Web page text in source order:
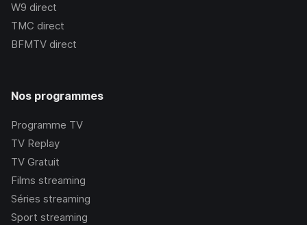
W9 direct
TMC direct
BFMTV direct
Nos programmes
Programme TV
TV Replay
TV Gratuit
Films streaming
Séries streaming
Sport streaming